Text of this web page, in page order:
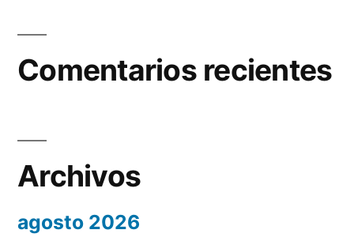
Comentarios recientes
Archivos
agosto 2026